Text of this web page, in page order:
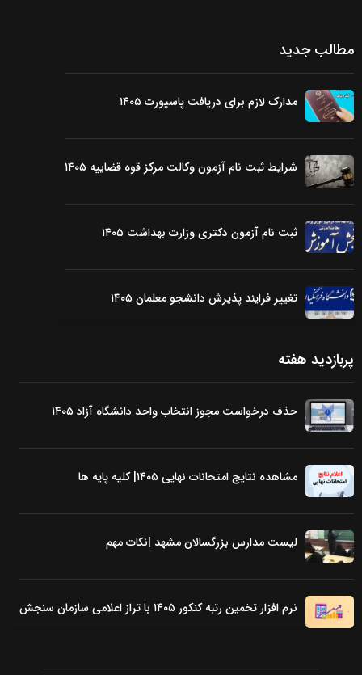
مطالب جدید
مدارک لازم برای دریافت پاسپورت ۱۴۰۵
شرایط ثبت نام آزمون وکالت مرکز قوه قضاییه ۱۴۰۵
ثبت نام آزمون دکتری وزارت بهداشت ۱۴۰۵
تغییر فرایند پذیرش دانشجو معلمان ۱۴۰۵
پربازدید هفته
حذف درخواست مجوز انتخاب واحد دانشگاه آزاد ۱۴۰۵
مشاهده نتایج امتحانات نهایی ۱۴۰۵| کلیه پایه ها
لیست مدارس بزرگسالان مشهد |نکات مهم
نرم افزار تخمین رتبه کنکور ۱۴۰۵ با تراز اعلامی سازمان سنجش